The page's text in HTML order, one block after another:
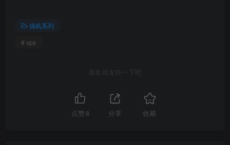
搞机系列
# vps
喜欢就支持一下吧
点赞 8 分享 收藏